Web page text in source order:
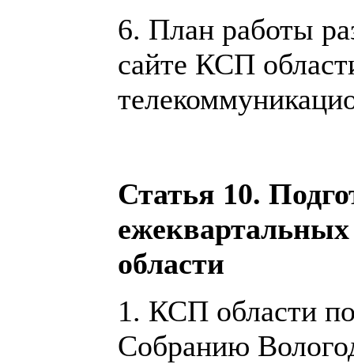
6. План работы
сайте КСП
Статья 10.
области
1. КСП области
Собранию